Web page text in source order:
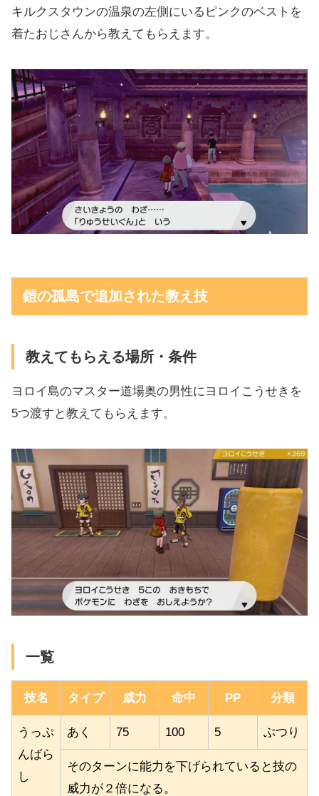
キルクスタウンの温泉の左側にいるピンクのベストを
着たおじさんから教えてもらえます。
鎧の孤島で追加された教え技
教えてもらえる場所・条件
ヨロイ島のマスター道場奥の男性にヨロイこうせきを
5つ渡すと教えてもらえます。
一覧
技名 タイプ 威力 命中 PP 分類
うっぷ
んばら
し
あく 75 100 5 ぶつり
そのターンに能力を下げられていると技の
威力が２倍になる。